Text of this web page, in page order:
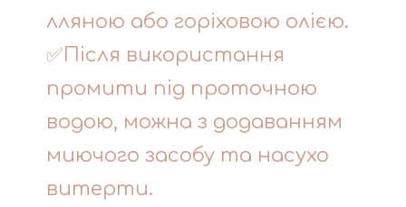
лляною або горіховою олією.
✅Після використання
промити під проточною
водою, можна з додаванням
миючого засобу та насухо
витерти.